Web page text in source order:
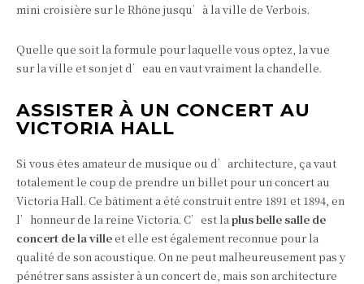
mini croisière sur le Rhône jusqu’à la ville de Verbois.
Quelle que soit la formule pour laquelle vous optez, la vue
sur la ville et son jet d’eau en vaut vraiment la chandelle.
ASSISTER À UN CONCERT AU
VICTORIA HALL
Si vous êtes amateur de musique ou d’architecture, ça vaut
totalement le coup de prendre un billet pour un concert au
Victoria Hall. Ce bâtiment a été construit entre 1891 et 1894, en
l’honneur de la reine Victoria. C’est la plus belle salle de
concert de la villeet elle est également reconnue pour la
qualité de son acoustique. On ne peut malheureusement pas y
pénétrer sans assister à un concert de, mais son architecture